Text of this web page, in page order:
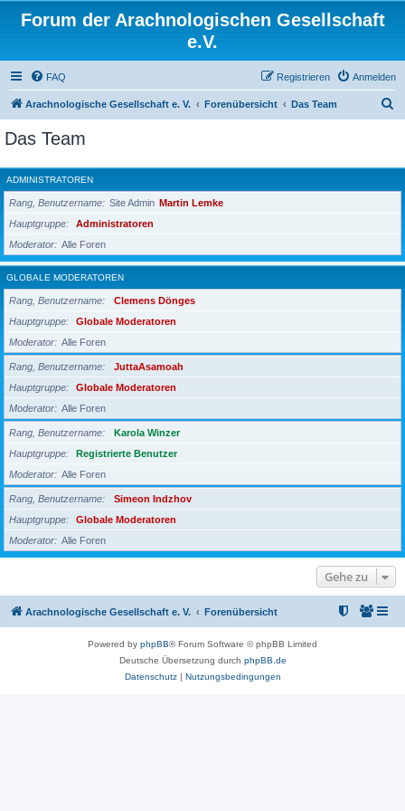
Forum der Arachnologischen Gesellschaft
e.V.
FAQ Anmelden
Registrieren
Arachnologische Gesellschaft e. V. Forenübersicht Das Team
h
e
Das Team
ADMINISTRATOREN
Rang, Benutzername Site Admin Martin Lemke
Hauptgruppe
Administratoren
Moderator
Alle Foren
GLOBALE MODERATOREN
Rang, Benutzername
Clemens Dönges
Hauptgruppe
Globale Moderatoren
Moderator
Alle Foren
Rang, Benutzername
JuttaAsamoah
Hauptgruppe
Globale Moderatoren
Moderator
Alle Foren
Rang, Benutzername
Karola Winzer
Hauptgruppe
Registrierte Benutzer
Moderator
Alle Foren
Rang, Benutzername
Simeon Indzhov
Hauptgruppe
Globale Moderatoren
Moderator
Alle Foren
Gehe zu
Arachnologische Gesellschaft e. V. Forenübersicht
Powered by phpBB® Forum Software © phpBB Limited
Deutsche Übersetzung durch phpBB.de
Datenschutz| Nutzungsbedingungen